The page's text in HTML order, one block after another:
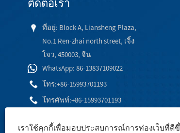
ติดต่อเรา
ที่อยู่: Block A, Liansheng Plaza,
No.1 Ren-zhai north street, เจิ้ง
โจว, 450003, จีน
WhatsApp: 86-13837109022
โทร:+86-15993701193
โทรศัพท์:+86-15993701193
hj@engineeringceramic.com
เราใช้คุกกี้เพื่อมอบประสบการณ์การท่องเว็บที่ดี